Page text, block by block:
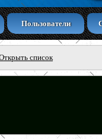
Пользователи
список